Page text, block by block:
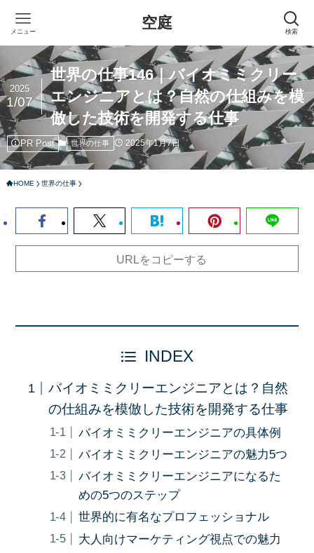
空庭 検索
メニュー
世界の仕事146｜バイオミミクリー
エンジニアとは？自然の仕組みを模
倣した技術を開発する仕事
2025
1/07
PR Post 世界の仕事 2025年1月7日
HOME 世界の仕事
URLをコピーする
INDEX
バイオミミクリーエンジニアとは？自然
の仕組みを模倣した技術を開発する仕事
バイオミミクリーエンジニアの具体例
バイオミミクリーエンジニアの魅力5つ
バイオミミクリーエンジニアになるた
めの5つのステップ
世界的に有名なプロフェッショナル
大人向けマーケティング視点での魅力